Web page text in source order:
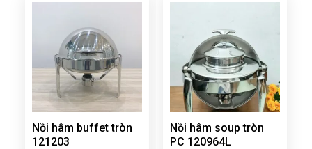
Nồi hâm buffet tròn
121203
Nồi hâm soup tròn
PC 120964L